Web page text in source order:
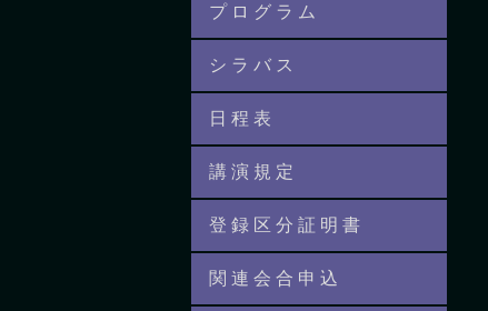
プ ロ グ ラ ム
シ ラ バ ス
日 程 表
講 演 規 定
登 録 区 分 証 明 書
関 連 会 合 申 込